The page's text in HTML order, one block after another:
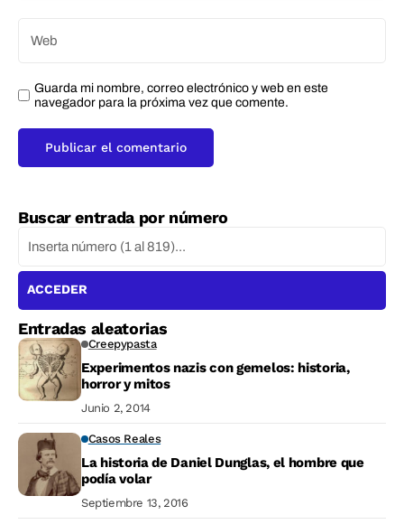
Guarda mi nombre, correo electrónico y web en este
navegador para la próxima vez que comente.
Buscar entrada por número
ACCEDER
Entradas aleatorias
Creepypasta
Experimentos nazis con gemelos: historia,
horror y mitos
Junio 2, 2014
Casos Reales
La historia de Daniel Dunglas, el hombre que
podía volar
Septiembre 13, 2016